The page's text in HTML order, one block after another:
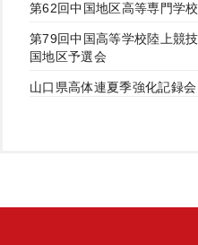
第62回中国地区高等専門学
第79回中国高等学校陸上競
国地区予選会
山口県高体連夏季強化記録会